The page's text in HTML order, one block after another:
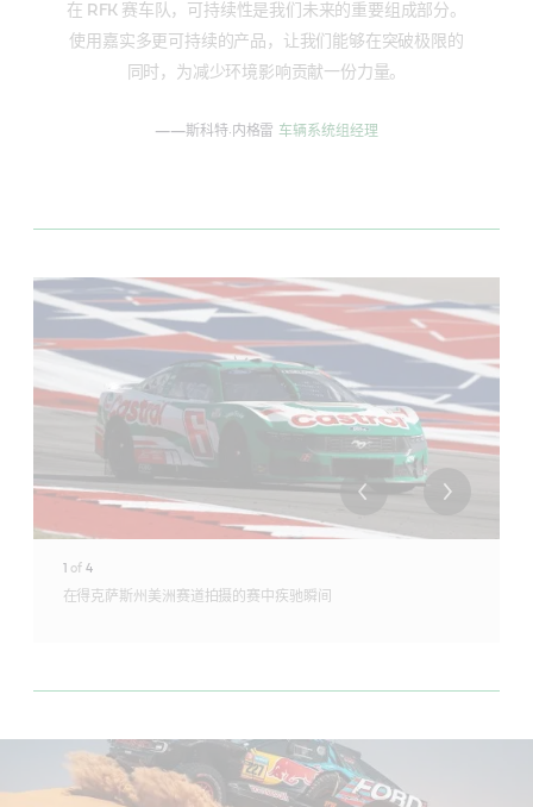
在 RFK 赛车队，可持续性是我们未来的重要组成部分。
使用嘉实多更可持续的产品，让我们能够在突破极限的
同时，为减少环境影响贡献一份力量。
——斯科特·内格雷 车辆系统组经理
1 of 4
在得克萨斯州美洲赛道拍摄的赛中疾驰瞬间